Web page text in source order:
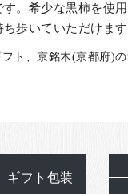
。希少な黒柿を使
歩いていただけます
ト、京銘木(京都府)の
ギフト包装